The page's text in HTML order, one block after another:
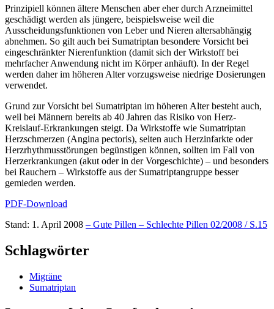
Prinzipiell können ältere Menschen aber eher durch Arzneimittel
geschädigt werden als jüngere, beispielsweise weil die
Ausscheidungsfunktionen von Leber und Nieren altersabhängig
abnehmen. So gilt auch bei Sumatriptan besondere Vorsicht bei
eingeschränkter Nierenfunktion (damit sich der Wirkstoff bei
mehrfacher Anwendung nicht im Körper anhäuft). In der Regel
werden daher im höheren Alter vorzugsweise niedrige Dosierungen
verwendet.
Grund zur Vorsicht bei Sumatriptan im höheren Alter besteht auch,
weil bei Männern bereits ab 40 Jahren das Risiko von Herz-
Kreislauf-Erkrankungen steigt. Da Wirkstoffe wie Sumatriptan
Herzschmerzen (Angina pectoris), selten auch Herzinfarkte oder
Herzrhythmusstörungen begünstigen können, sollten im Fall von
Herzerkrankungen (akut oder in der Vorgeschichte) – und besonders
bei Rauchern – Wirkstoffe aus der Sumatriptangruppe besser
gemieden werden.
PDF-Download
Stand: 1. April 2008 – Gute Pillen – Schlechte Pillen 02/2008 / S.15
Schlagwörter
Migräne
Sumatriptan